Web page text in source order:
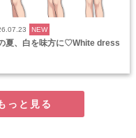
NEW
夏、白を味方に♡White dress
っと見る